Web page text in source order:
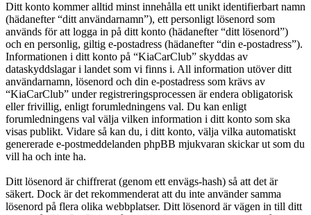
Ditt konto kommer alltid minst innehålla ett unikt identifierbart namn
(hädanefter “ditt användarnamn”), ett personligt lösenord som
används för att logga in på ditt konto (hädanefter “ditt lösenord”)
och en personlig, giltig e-postadress (hädanefter “din e-postadress”).
Informationen i ditt konto på “KiaCarClub” skyddas av
dataskyddslagar i landet som vi finns i. All information utöver ditt
användarnamn, lösenord och din e-postadress som krävs av
“KiaCarClub” under registreringsprocessen är endera obligatorisk
eller frivillig, enligt forumledningens val. Du kan enligt
forumledningens val välja vilken information i ditt konto som ska
visas publikt. Vidare så kan du, i ditt konto, välja vilka automatiskt
genererade e-postmeddelanden phpBB mjukvaran skickar ut som du
vill ha och inte ha.
Ditt lösenord är chiffrerat (genom ett envägs-hash) så att det är
säkert. Dock är det rekommenderat att du inte använder samma
lösenord på flera olika webbplatser. Ditt lösenord är vägen in till ditt